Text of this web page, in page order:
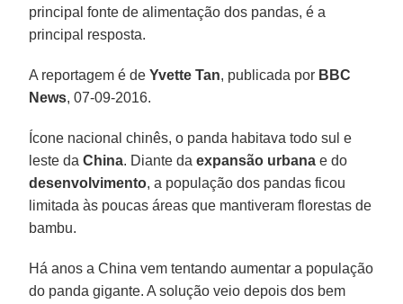
principal fonte de alimentação dos pandas, é a
principal resposta.
A reportagem é deYvette Tan, publicada por BBC
News, 07-09-2016.
Ícone nacional chinês, o panda habitava todo sul e
leste daChina. Diante daexpansão urbana e do
desenvolvimento, a população dos pandas ficou
limitada às poucas áreas que mantiveram florestas de
bambu.
Há anos a China vem tentando aumentar a população
do panda gigante. A solução veio depois dos bem